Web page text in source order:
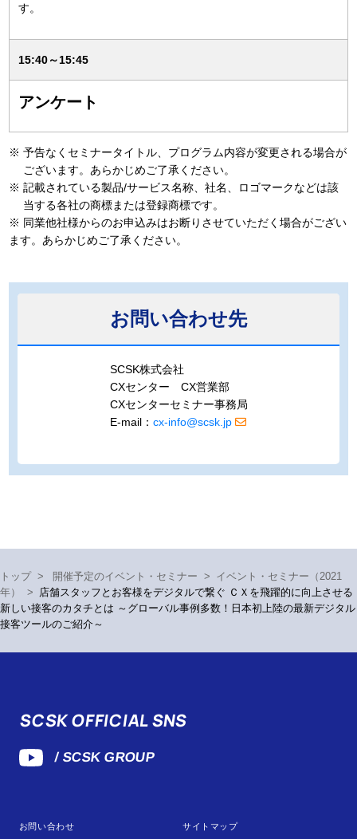
トップ > 開催予定のイベント・セミナー >
イベント・セミナー（2021
年）
>
店舗スタッフとお客様をデジタルで繋ぐ ＣＸを飛躍的に向上させる
新しい接客のカタチとは ～グローバル事例多数！日本初上陸の最新デジタル
接客ツールのご紹介～
す。
15:40～15:45
アンケート
※ 予告なくセミナータイトル、プログラム内容が変更される場合が
ございます。あらかじめご了承ください。
※ 記載されている製品/サービス名称、社名、ロゴマークなどは該
当する各社の商標または登録商標です。
※ 同業他社様からのお申込みはお断りさせていただく場合がござい
ます。あらかじめご了承ください。
お問い合わせ先
SCSK株式会社
CXセンター CX営業部
CXセンターセミナー事務局
E-mail： cx-info@scsk.jp
SCSK OFFICIAL SNS
/ SCSK GROUP
お問い合わせ サイトマップ